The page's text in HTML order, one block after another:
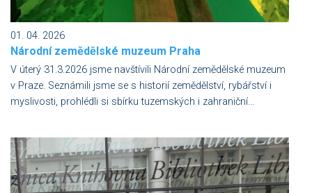
01. 04. 2026
Národní zemědělské muzeum Praha
V úterý 31.3.2026 jsme navštívili Národní zemědělské muzeum
v Praze. Seznámili jsme se s historií zemědělství, rybářství i
myslivosti, prohlédli si sbírku tuzemských i zahraniční...